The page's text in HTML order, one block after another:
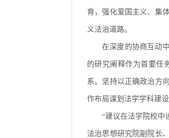
育，强化爱国主义、集
义法治道路。
在深度的协商互动
的研究阐释作为首要任
系。坚持以正确政治方
作布局谋划法学学科建
“建议在法学院校中
法治思想研究院副院长